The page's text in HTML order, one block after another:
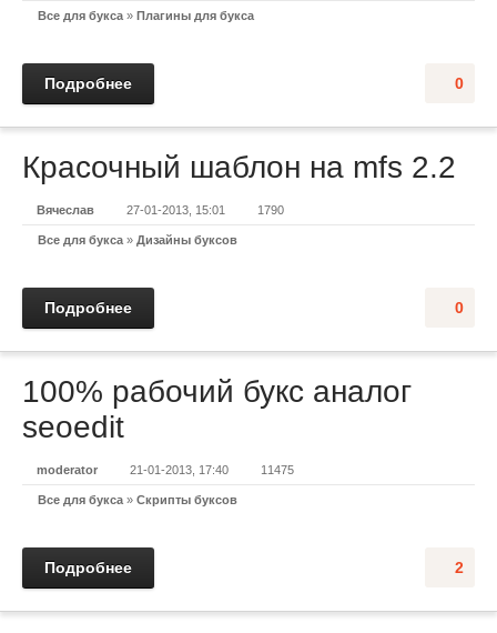
Все для букса » Плагины для букса
0
Подробнее
Красочный шаблон на mfs 2.2
Вячеслав 27-01-2013, 15:01 1790
Все для букса » Дизайны буксов
0
Подробнее
100% рабочий букс аналог
seoedit
moderator 21-01-2013, 17:40 11475
Все для букса » Скрипты буксов
2
Подробнее